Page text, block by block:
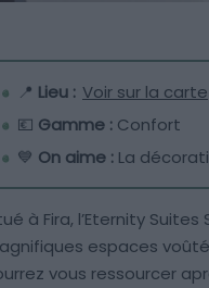
📍 Lieu : Voir sur la carte
💶 Gamme : Confort
💙 On aime : La
à Fira, l’Eternity
espaces
vous ressourcer